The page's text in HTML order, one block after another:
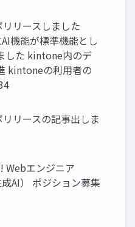
リースしました
機能が標準機能とし
した kintone内のデ
kintoneの利用者の
リースの記事出しま
Webエンジニア
AI） ポジション募集